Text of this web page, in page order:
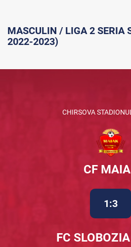
MASCULIN / LIGA 2 SERIA
2022-2023)
CHIRSOVA
CF
1:3
FC